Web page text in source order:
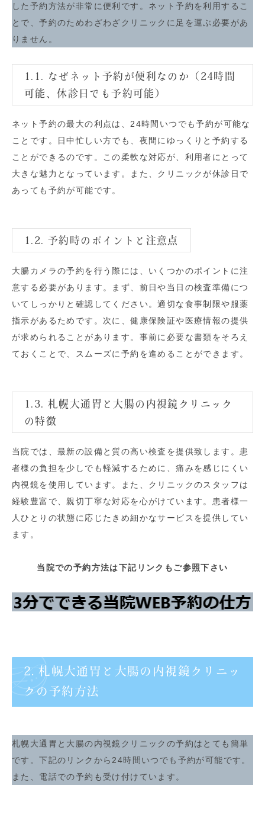
した予約方法が非常に便利です。ネット予約を利用するこ
とで、予約のためわざわざクリニックに足を運ぶ必要があ
りません。
1.1. なぜネット予約が便利なのか（24時間
可能、休診日でも予約可能）
ネット予約の最大の利点は、24時間いつでも予約が可能な
ことです。日中忙しい方でも、夜間にゆっくりと予約する
ことができるのです。この柔軟な対応が、利用者にとって
大きな魅力となっています。また、クリニックが休診日で
あっても予約が可能です。
1.2. 予約時のポイントと注意点
大腸カメラの予約を行う際には、いくつかのポイントに注
意する必要があります。まず、前日や当日の検査準備につ
いてしっかりと確認してください。適切な食事制限や服薬
指示があるためです。次に、健康保険証や医療情報の提供
が求められることがあります。事前に必要な書類をそろえ
ておくことで、スムーズに予約を進めることができます。
1.3. 札幌大通胃と大腸の内視鏡クリニック
の特徴
当院では、最新の設備と質の高い検査を提供致します。患
者様の負担を少しでも軽減するために、痛みを感じにくい
内視鏡を使用しています。また、クリニックのスタッフは
経験豊富で、親切丁寧な対応を心がけています。患者様一
人ひとりの状態に応じたきめ細かなサービスを提供してい
ます。
当院での予約方法は下記リンクもご参照下さい
2. 札幌大通胃と大腸の内視鏡クリニッ
クの予約方法
札幌大通胃と大腸の内視鏡クリニックの予約はとても簡単
です。下記のリンクから24時間いつでも予約が可能です。
また、電話での予約も受け付けています。